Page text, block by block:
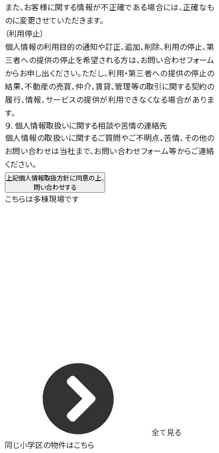
また、お客様に関する情報が不正確である場合には、正確なも
のに変更させていただきます。
（利用停止）
個人情報の利用目的の通知や訂正、追加、削除、利用の停止、第
三者への提供の停止を希望される方は、お問い合わせフォーム
からお申し出ください。ただし、利用・第三者への提供の停止の
結果、不動産の売買、仲介、賃貸、管理等の取引に関する契約の
履行、情報、サービスの提供が利用できなくなる場合がありま
す。
９. 個人情報取扱いに関する相談や苦情の連絡先
個人情報の取扱いに関するご質問やご不明点、苦情、その他の
お問い合わせは当社まで、お問い合わせフォーム等からご連絡
ください。
上記個人情報取扱方針に同意の上、
問い合わせする
こちらは多棟現場です
全て見る
同じ小学区の物件はこちら